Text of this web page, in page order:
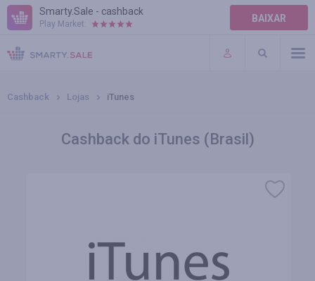
Smarty.Sale - cashback
Play Market: BAIXAR
AJUDA
TERMOS DE USO
Cashback Lojas iTunes
Cashback do iTunes (Brasil)